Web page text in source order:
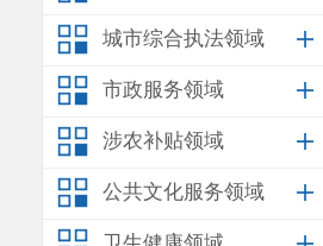
城市综合执法领域
市政服务领域
涉农补贴领域
公共文化服务领域